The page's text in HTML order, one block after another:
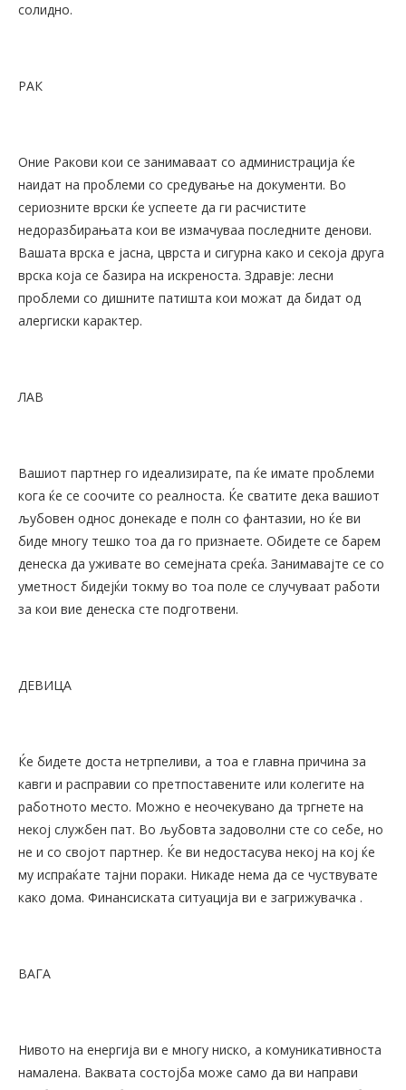
солидно.
РАК
Оние Ракови кои се занимаваат со администрација ќе
наидат на проблеми со средување на документи. Во
сериозните врски ќе успеете да ги расчистите
недоразбирањата кои ве измачуваа последните денови.
Вашата врска е јасна, цврста и сигурна како и секоја друга
врска која се базира на искреноста. Здравје: лесни
проблеми со дишните патишта кои можат да бидат од
алергиски карактер.
ЛАВ
Вашиот партнер го идеализирате, па ќе имате проблеми
кога ќе се соочите со реалноста. Ќе сватите дека вашиот
љубовен однос донекаде е полн со фантазии, но ќе ви
биде многу тешко тоа да го признаете. Обидете се барем
денеска да уживате во семејната среќа. Занимавајте се со
уметност бидејќи токму во тоа поле се случуваат работи
за кои вие денеска сте подготвени.
ДЕВИЦА
Ќе бидете доста нетрпеливи, а тоа е главна причина за
кавги и расправии со претпоставените или колегите на
работното место. Можно е неочекувано да тргнете на
некој службен пат. Во љубовта задоволни сте со себе, но
не и со својот партнер. Ќе ви недостасува некој на кој ќе
му испраќате тајни пораки. Никаде нема да се чуствувате
како дома. Финансиската ситуација ви е загрижувачка .
ВАГА
Нивото на енергија ви е многу ниско, а комуникативноста
намалена. Ваквата состојба може само да ви направи